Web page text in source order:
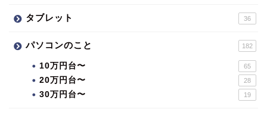
タブレット 36
パソコンのこと 182
10万円台〜 65
20万円台〜 28
30万円台〜 19